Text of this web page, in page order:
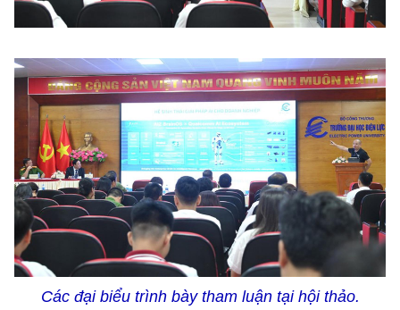
Các đại biểu trình bày tham luận tại hội thảo.